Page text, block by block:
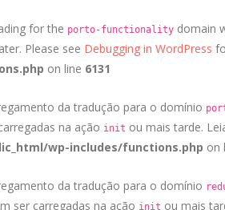
for the porto-functionality domain
Please see Debugging in WordPress
on line 6131
da tradução para o domínio
na ação init ou mais tarde.
wp-includes/functions.php on
da tradução para o domínio
ser carregadas na ação init ou mais